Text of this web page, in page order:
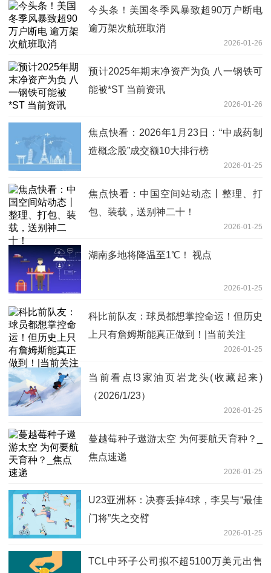
今头条！美国冬季风暴致超90万户断电
逾万架次航班取消
2026-01-26
预计2025年期末净资产为负 八一钢铁可
能被*ST 当前资讯
2026-01-26
焦点快看：2026年1月23日：“中成药制
造概念股”成交额10大排行榜
2026-01-25
焦点快看：中国空间站动态丨整理、打
包、装载，送别神二十！
2026-01-25
湖南多地将降温至1℃！ 视点
2026-01-25
科比前队友：球员都想掌控命运！但历史
上只有詹姆斯能真正做到！|当前关注
2026-01-25
当前看点!3家油页岩龙头(收藏起来)
（2026/1/23）
2026-01-25
蔓越莓种子遨游太空 为何要航天育种？_
焦点速递
2026-01-25
U23亚洲杯：决赛丢掉4球，李昊与“最佳
门将”失之交臂
2026-01-25
TCL中环子公司拟不超5100万美元出售